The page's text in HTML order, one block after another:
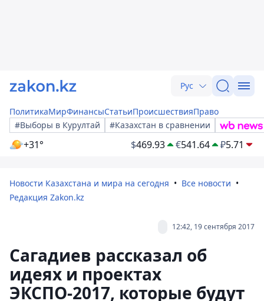
Рус
ПолитикаМирФинансыСтатьиПроисшествияПраво
#Выборы в Курултай
#Казахстан в сравнении
+31° $469.93 €541.64 ₽5.71
Новости Казахстана и мира на сегодня
Все новости
Редакция Zakon.kz
12:42, 19 сентября 2017
Сагадиев рассказал об
идеях и проектах
ЭКСПО-2017, которые будут